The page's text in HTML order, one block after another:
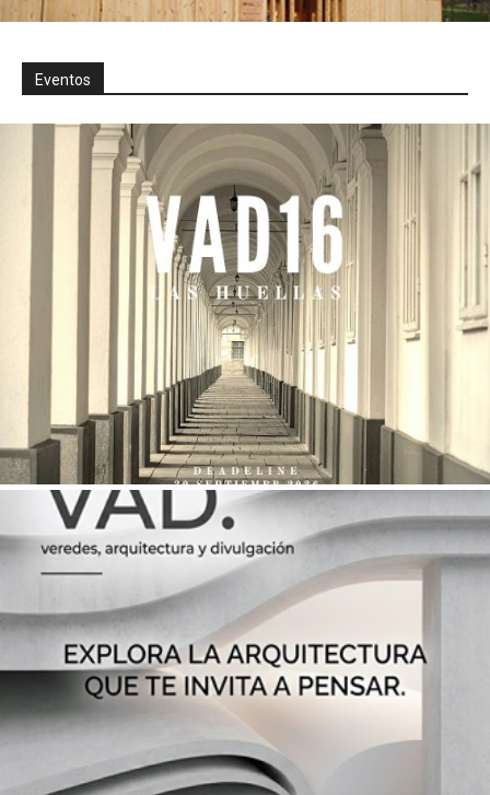
Eventos